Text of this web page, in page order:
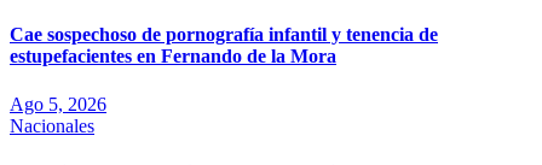
Cae sospechoso de pornografía infantil y tenencia de
estupefacientes en Fernando de la Mora
Ago 5, 2026
Nacionales